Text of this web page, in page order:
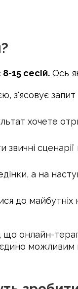
15 сесій. Ось
з'ясовує
хочете
а на
до
онлайн-
єдино можливим